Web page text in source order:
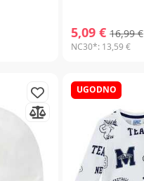
5,09 € 16,99 €
NC30*: 13,59 €
UGODNO